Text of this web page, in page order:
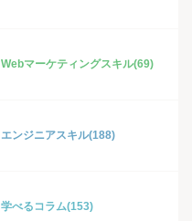
Webマーケティングスキル(69)
エンジニアスキル(188)
学べるコラム(153)